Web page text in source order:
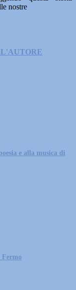
nostre
e alla musica di
Fermo